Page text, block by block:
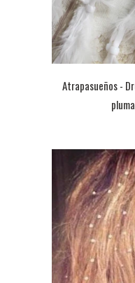
Atrapasueños -